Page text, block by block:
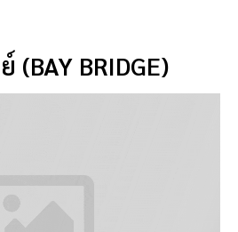
(JAPANESE TEA